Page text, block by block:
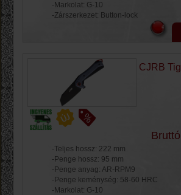
-Markolat: G-10
-Zárszerkezet: Button-lock
CJRB
-Teljes hossz: 222 mm
-Penge hossz: 95 mm
-Penge anyag: AR-RPM9
-Penge keménység: 58-60 HRC
-Markolat: G-10